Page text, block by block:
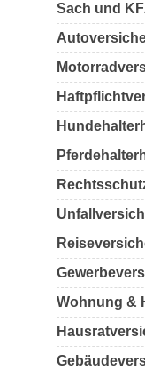
Sach und
Wohnung &